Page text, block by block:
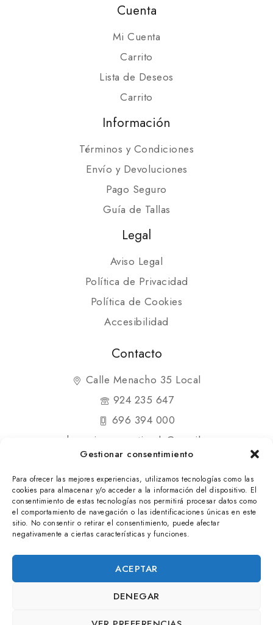
Gestionar consentimiento
Para ofrecer las mejores experiencias, utilizamos tecnologías como las
cookies para almacenar y/o acceder a la información del dispositivo. El
consentimiento de estas tecnologías nos permitirá procesar datos como
el comportamiento de navegación o las identificaciones únicas en este
sitio. No consentir o retirar el consentimiento, puede afectar
negativamente a ciertas características y funciones.
ACEPTAR
DENEGAR
Cuenta
Mi Cuenta
Carrito
Lista de Deseos
Carrito
Información
Términos y Condiciones
Envío y Devoluciones
Pago Seguro
Guía de Tallas
Legal
Aviso Legal
Política de Privacidad
Política de Cookies
Accesibilidad
Contacto
Calle Menacho 35 Local
924 235 647
696 394 000
shopmipequenatienda@gmail.com
© 2025 Mi Pequeña Tienda. Todos los derechos
reservados